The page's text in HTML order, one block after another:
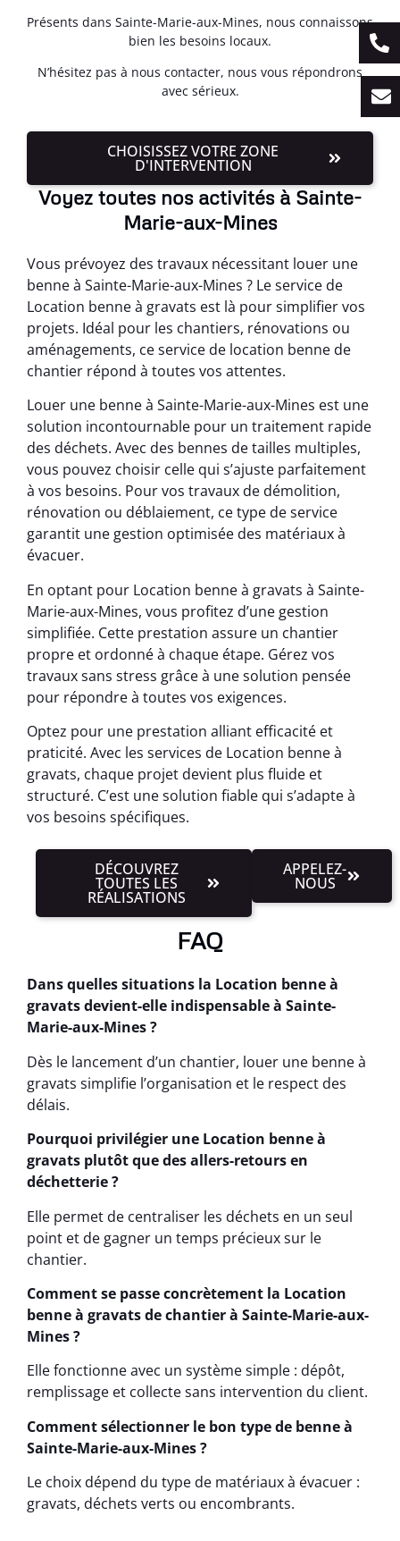
Présents dans Sainte-Marie-aux-Mines, nous connaissons
bien les besoins locaux.
N’hésitez pas à nous contacter, nous vous répondrons
avec sérieux.
CHOISISSEZ VOTRE ZONE
D'INTERVENTION
Voyez toutes nos activités à Sainte-
Marie-aux-Mines
Vous prévoyez des travaux nécessitant louer une
benne à Sainte-Marie-aux-Mines ? Le service de
Location benne à gravats est là pour simplifier vos
projets. Idéal pour les chantiers, rénovations ou
aménagements, ce service de location benne de
chantier répond à toutes vos attentes.
Louer une benne à Sainte-Marie-aux-Mines est une
solution incontournable pour un traitement rapide
des déchets. Avec des bennes de tailles multiples,
vous pouvez choisir celle qui s’ajuste parfaitement
à vos besoins. Pour vos travaux de démolition,
rénovation ou déblaiement, ce type de service
garantit une gestion optimisée des matériaux à
évacuer.
En optant pour Location benne à gravats à Sainte-
Marie-aux-Mines, vous profitez d’une gestion
simplifiée. Cette prestation assure un chantier
propre et ordonné à chaque étape. Gérez vos
travaux sans stress grâce à une solution pensée
pour répondre à toutes vos exigences.
Optez pour une prestation alliant efficacité et
praticité. Avec les services de Location benne à
gravats, chaque projet devient plus fluide et
structuré. C’est une solution fiable qui s’adapte à
vos besoins spécifiques.
DÉCOUVREZ
TOUTES LES
RÉALISATIONS
APPELEZ-
NOUS
FAQ
Dans quelles situations la Location benne à
gravats devient-elle indispensable à Sainte-
Marie-aux-Mines ?
Dès le lancement d’un chantier, louer une benne à
gravats simplifie l’organisation et le respect des
délais.
Pourquoi privilégier une Location benne à
gravats plutôt que des allers-retours en
déchetterie ?
Elle permet de centraliser les déchets en un seul
point et de gagner un temps précieux sur le
chantier.
Comment se passe concrètement la Location
benne à gravats de chantier à Sainte-Marie-aux-
Mines ?
Elle fonctionne avec un système simple : dépôt,
remplissage et collecte sans intervention du client.
Comment sélectionner le bon type de benne à
Sainte-Marie-aux-Mines ?
Le choix dépend du type de matériaux à évacuer :
gravats, déchets verts ou encombrants.